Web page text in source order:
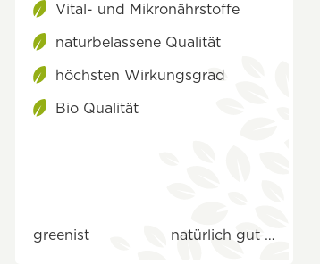
Vital- und Mikronährstoffe
naturbelassene Qualität
höchsten Wirkungsgrad
Bio Qualität
greenist natürlich gut …